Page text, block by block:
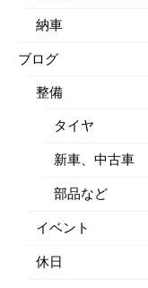
納車
ブログ
整備
タイヤ
新車、中古車
部品など
イベント
休日